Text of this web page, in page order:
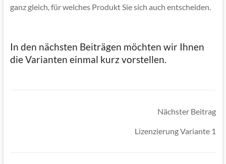
ganz gleich, für welches Produkt Sie sich auch entscheiden.
In den nächsten Beiträgen möchten wir Ihnen
die Varianten einmal kurz vorstellen.
Nächster Beitrag
Lizenzierung Variante 1